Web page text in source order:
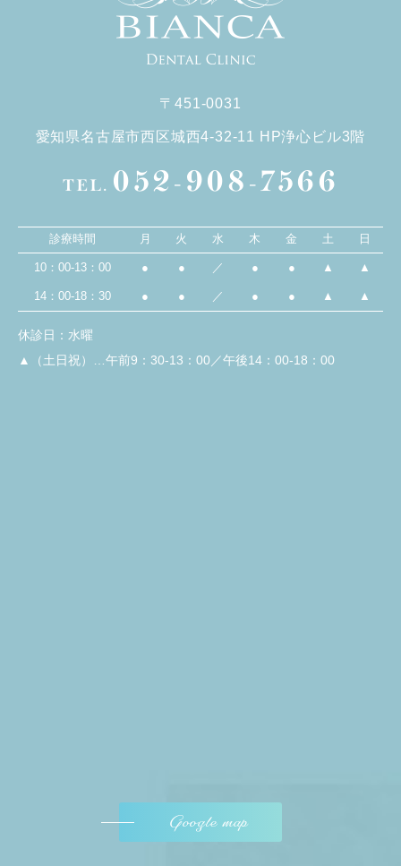
〒451-0031
愛知県名古屋市西区城西4-32-11 HP浄心ビル3階
TEL. 052-908-7566
診療時間 月 火 水 木 金 土 日
10：00-13：00 ● ● ／ ● ● ▲ ▲
14：00-18：30 ● ● ／ ● ● ▲ ▲
休診日：水曜
▲（土日祝）…午前9：30-13：00／午後14：00-18：00
Google map